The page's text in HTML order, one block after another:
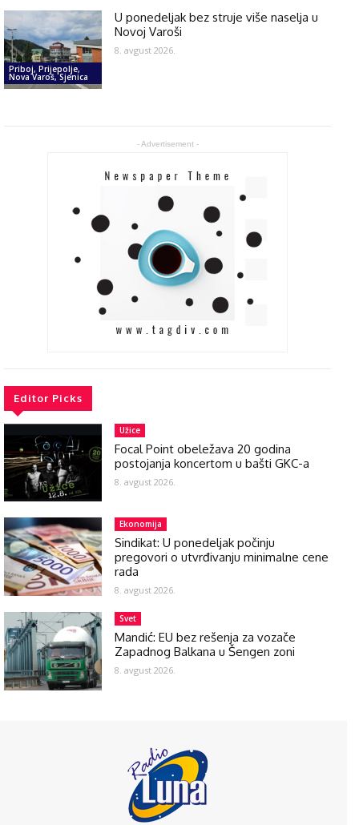
Priboj, Prijepolje,
Nova Varoš, Sjenica
U ponedeljak bez struje više naselja u
Novoj Varoši
8. avgust 2026.
- Advertisement -
Editor Picks
Užice
Focal Point obeležava 20 godina
postojanja koncertom u bašti GKC-a
8. avgust 2026.
Ekonomija
Sindikat: U ponedeljak počinju
pregovori o utvrđivanju minimalne cene
rada
8. avgust 2026.
Svet
Mandić: EU bez rešenja za vozače
Zapadnog Balkana u Šengen zoni
8. avgust 2026.